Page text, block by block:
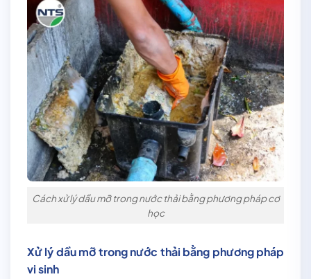
Cách xử lý dầu mỡ trong nước thải bằng phương pháp cơ
học
Xử lý dầu mỡ trong nước thải bằng phương pháp
vi sinh